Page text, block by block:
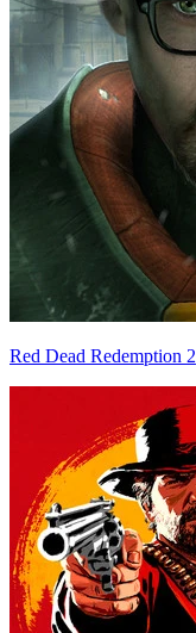
Red Dead Redemption 2